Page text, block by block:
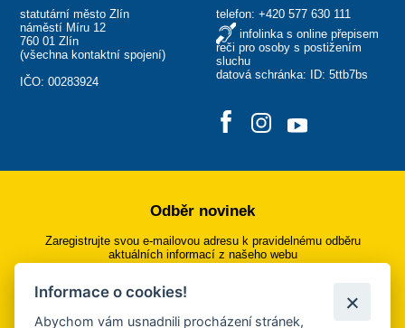
statutární město Zlín
náměstí Míru 12
760 01 Zlín
(všechna kontaktní spojení)
IČO: 00283924
telefon: +420 577 630 111
infolinka s online přepisem
řeči pro osoby s postižením
sluchu
datová schránka: ID: 5ttb7bs
Odběr novinek
Zaregistrujte svou e-mailovou adresu k pravidelnému odběru
aktuálních informací z našeho webu
Přihlásit se k odběru
Informace o cookies!
Abychom vám usnadnili procházení stránek,